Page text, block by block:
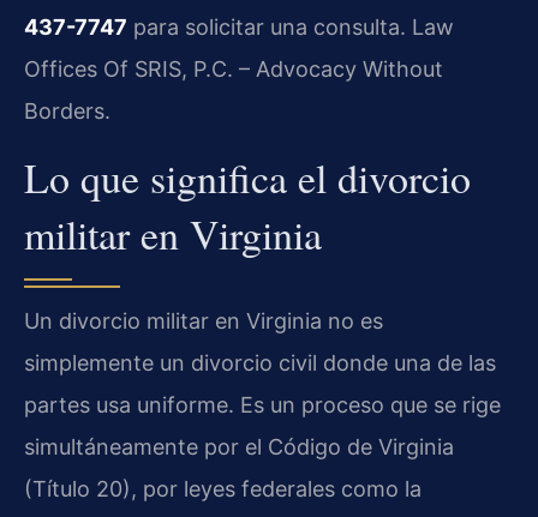
437-7747 para solicitar una consulta. Law
Offices Of SRIS, P.C. – Advocacy Without
Borders.
Lo que significa el divorcio
militar en Virginia
Un divorcio militar en Virginia no es
simplemente un divorcio civil donde una de las
partes usa uniforme. Es un proceso que se rige
simultáneamente por el Código de Virginia
(Título 20), por leyes federales como la